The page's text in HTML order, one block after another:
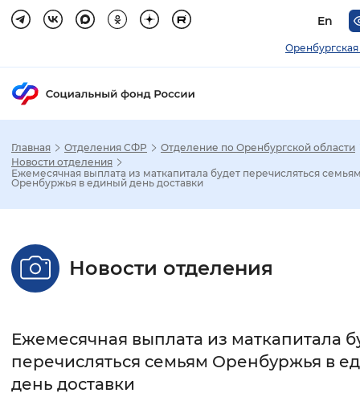
En
Оренбургская
Стандартный Увеличенный
Без засечек С засечками
Интервал между буквами
Главная Отделения СФР
Отделение по Оренбургской области
Новости отделения
Ежемесячная выплата из маткапитала будет перечисляться
Оренбуржья в единый день доставки
Новости отделения
Ежемесячная выплата из маткапитала
перечисляться семьям Оренбуржья в
день доставки